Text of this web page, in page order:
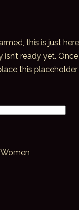
this is just here
ready yet. Once
this placeholder
Women